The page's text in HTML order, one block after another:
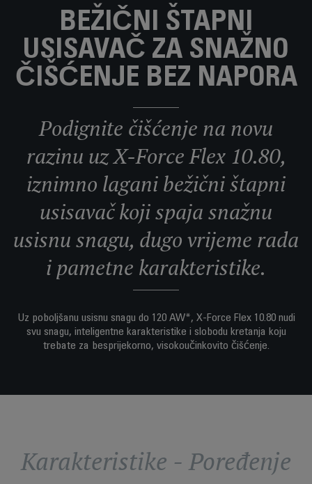
BEŽIČNI ŠTAPNI
USISAVAČ ZA SNAŽNO
ČIŠĆENJE BEZ NAPORA
Podignite čišćenje na novu
razinu uz X-Force Flex 10.80,
iznimno lagani bežični štapni
usisavač koji spaja snažnu
usisnu snagu, dugo vrijeme rada
i pametne karakteristike.
Uz poboljšanu usisnu snagu do 120 AW*, X-Force Flex 10.80 nudi
svu snagu, inteligentne karakteristike i slobodu kretanja koju
trebate za besprijekorno, visokoučinkovito čišćenje.
Karakteristike - Poređenje